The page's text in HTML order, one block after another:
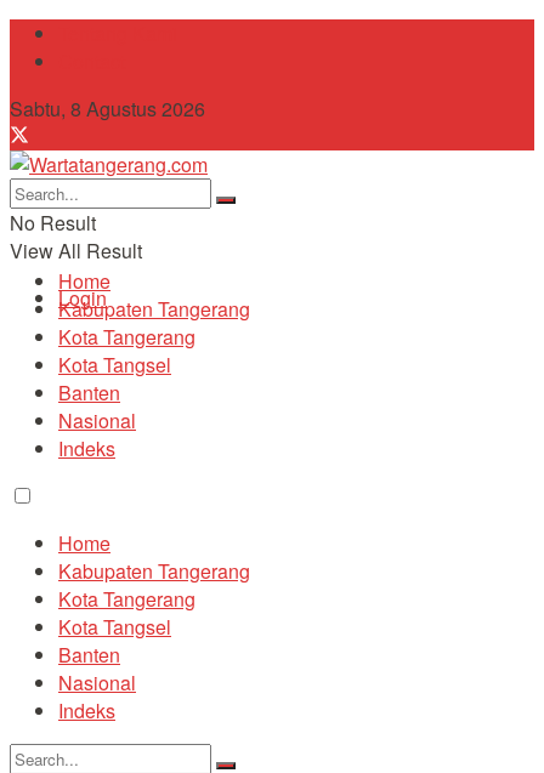
Sabtu, 8 Agustus 2026
No Result
View All Result
Login
Home
Kabupaten Tangerang
Kota Tangerang
Kota Tangsel
Banten
Nasional
Indeks
Home
Kabupaten Tangerang
Kota Tangerang
Kota Tangsel
Banten
Nasional
Indeks